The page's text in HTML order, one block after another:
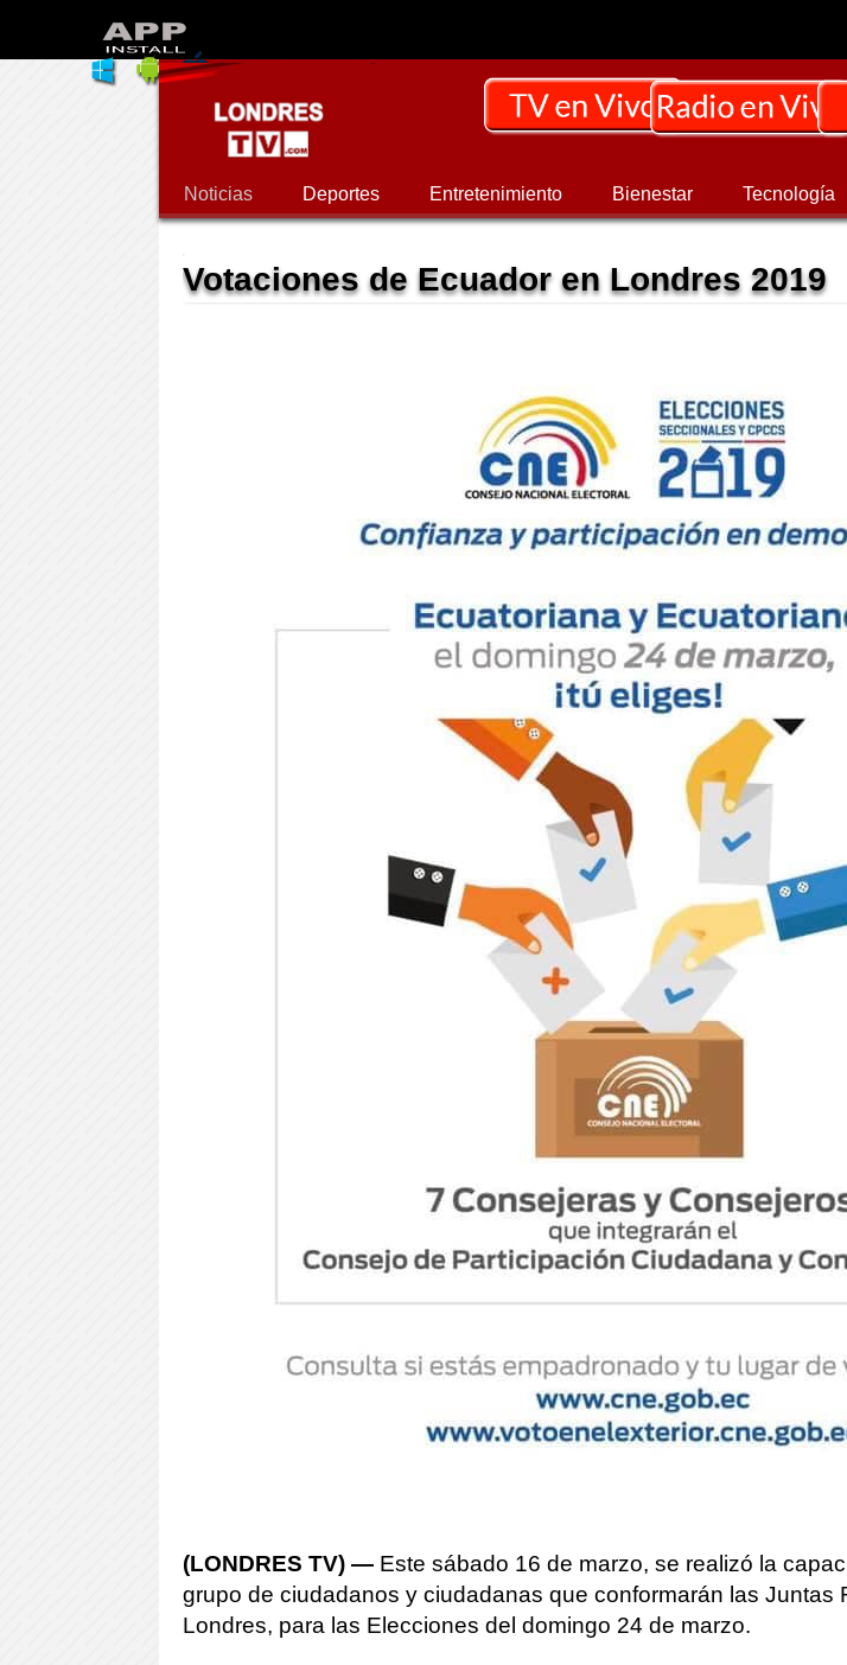
Noticias Deportes Entretenimiento Bienestar Tecnología
Votaciones de Ecuador en Londres 2019
(LONDRES TV) — Este sábado 16 de marzo, se realizó la
grupo de ciudadanos y ciudadanas que conformarán las Juntas
Londres, para las Elecciones del domingo 24 de marzo.